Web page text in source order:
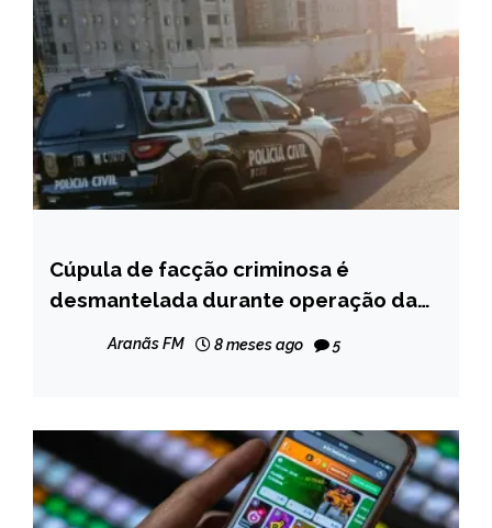
MINAS
GERAIS
NOTÍCIAS
Cúpula de facção criminosa é
desmantelada durante operação da
Aranãs FM 8 meses ago 5